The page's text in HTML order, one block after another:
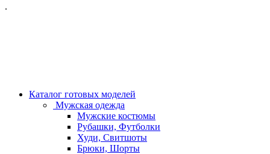
.
Каталог готовых моделей
Мужская одежда
Мужские костюмы
Рубашки, Футболки
Худи, Свитшоты
Брюки, Шорты